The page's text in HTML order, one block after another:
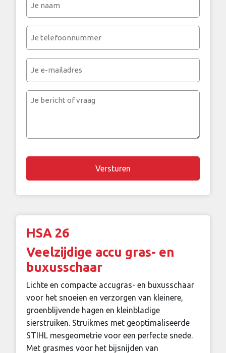
(Vereist)
(Vereist)
mailadres
Je
Chapta
HSA 26
Veelzijdige accu gras- en
buxusschaar
Lichte en compacte accugras- en buxusschaar
voor het snoeien en verzorgen van kleinere,
groenblijvende hagen en kleinbladige
sierstruiken. Struikmes met geoptimaliseerde
STIHL mesgeometrie voor een perfecte snede.
Met grasmes voor het bijsnijden van